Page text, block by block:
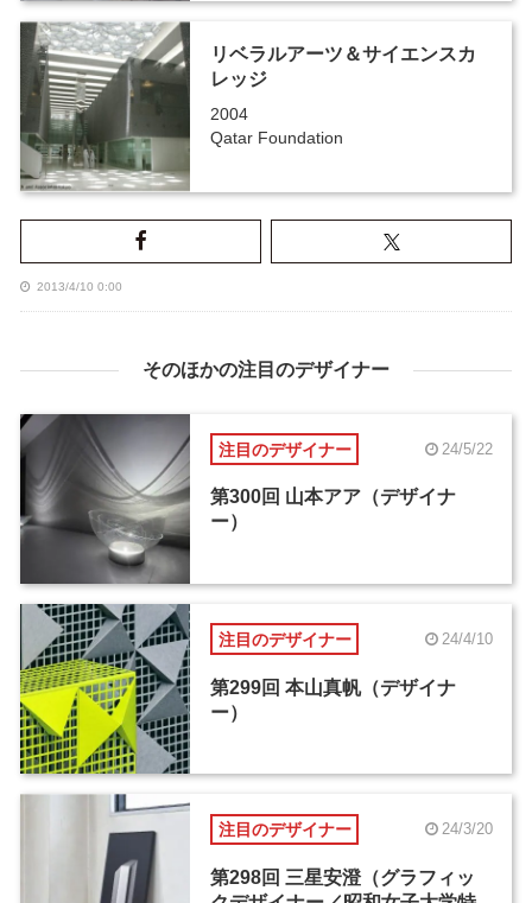
リベラルアーツ＆サイエンスカ
レッジ
2004
Qatar Foundation
2013/4/10 0:00
そのほかの注目のデザイナー
注目のデザイナー 24/5/22
第300回 山本アア（デザイナ
ー）
注目のデザイナー 24/4/10
第299回 本山真帆（デザイナ
ー）
注目のデザイナー 24/3/20
第298回 三星安澄（グラフィッ